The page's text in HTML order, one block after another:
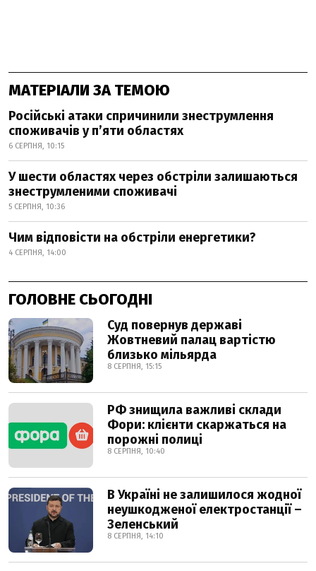
МАТЕРІАЛИ ЗА ТЕМОЮ
Російські атаки спричинили знеструмлення
споживачів у п’яти областях
6 СЕРПНЯ, 10:15
У шести областях через обстріли залишаються
знеструмленими споживачі
5 СЕРПНЯ, 10:36
Чим відповісти на обстріли енергетики?
4 СЕРПНЯ, 14:00
ГОЛОВНЕ СЬОГОДНІ
Суд повернув державі
Жовтневий палац вартістю
близько мільярда
8 СЕРПНЯ, 15:15
РФ знищила важливі склади
Фори: клієнти скаржаться на
порожні полиці
8 СЕРПНЯ, 10:40
В Україні не залишилося жодної
неушкодженої електростанції –
Зеленський
8 СЕРПНЯ, 14:10